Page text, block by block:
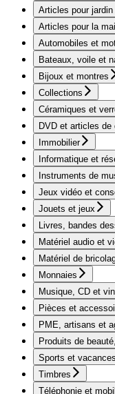
Articles pour
Articles pour la
Automobiles et
Bateaux, voile et
Bijoux et montres
Collections
Céramiques et
DVD et articles de
Immobilier
Informatique et
Instruments de
Jeux vidéo et
Jouets et jeux
Livres, bandes
Matériel audio et
Matériel de
Monnaies
Musique, CD et
Pièces et
PME, artisans et
Produits de
Sports et vacances
Timbres
Téléphonie et